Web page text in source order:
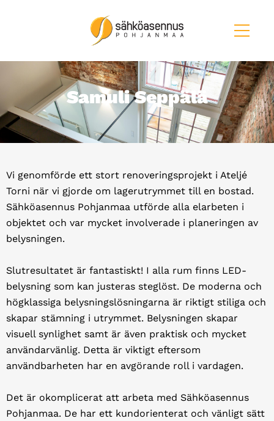
Samuli Seppälä
Vi genomförde ett stort renoveringsprojekt i Ateljé
Torni när vi gjorde om lagerutrymmet till en bostad.
Sähköasennus Pohjanmaa utförde alla elarbeten i
objektet och var mycket involverade i planeringen av
belysningen.
Slutresultatet är fantastiskt! I alla rum finns LED-
belysning som kan justeras steglöst. De moderna och
högklassiga belysningslösningarna är riktigt stiliga och
skapar stämning i utrymmet. Belysningen skapar
visuell synlighet samt är även praktisk och mycket
användarvänlig. Detta är viktigt eftersom
användbarheten har en avgörande roll i vardagen.
Det är okomplicerat att arbeta med Sähköasennus
Pohjanmaa. De har ett kundorienterat och vänligt sätt